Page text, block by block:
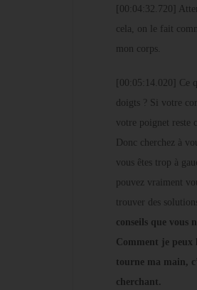
[00:04:32.720]
cela, on le fait
mon corps.
[00:05:14.020] Ce
doigts ? Si votre
votre poignet reste
Donc cherchez à
vous êtes trop à
pouvez vraiment
trouver des
conseils que vous
Comment je peux
tourne ma main,
cherchant.